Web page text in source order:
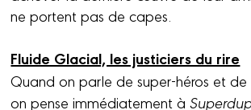
ne portent pas de capes.
Fluide Glacial, les justiciers du rire
Quand on parle de super-héros et de
on pense immédiatement à